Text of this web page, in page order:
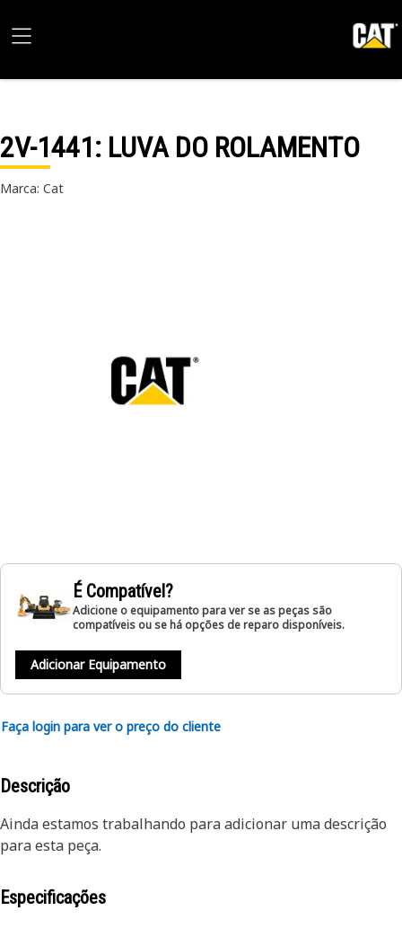
2V-1441: LUVA DO ROLAMENTO
Marca: Cat
É Compatível?
Adicione o equipamento para ver se as peças são
compatíveis ou se há opções de reparo disponíveis.
Adicionar Equipamento
Faça login para ver o preço do cliente
Descrição
Ainda estamos trabalhando para adicionar uma descrição
para esta peça.
Especificações